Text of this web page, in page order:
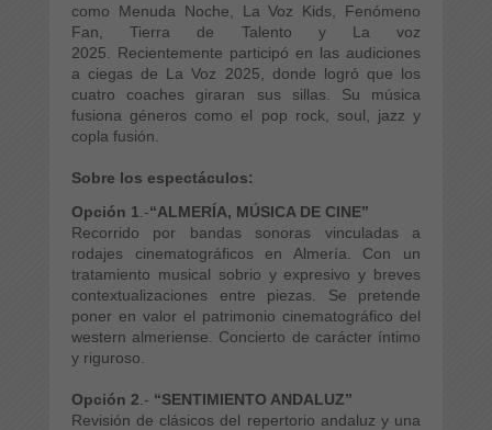
como Menuda Noche La Voz Kids , Fenómeno
Fan,Tierra de Talento y La voz
2025. Recientemente participó en las audiciones
a ciegas de La Voz 2025 , donde logró que los
cuatro coaches giraran sus sillas. Su música
fusiona géneros como el pop rock, soul, jazz y
copla fusión.
Sobre los espectáculos:
Opción 1 .-“ALMERÍA, MÚSICA DE CINE”
Recorrido por bandas sonoras vinculadas a
rodajes cinematográficos en Almería. Con un
tratamiento musical sobrio y expresivo y breves
contextualizaciones entre piezas. Se pretende
poner en valor el patrimonio cinematográfico del
western almeriense. Concierto de carácter íntimo
y riguroso.
Opción 2 .- “SENTIMIENTO ANDALUZ”
Revisión de clásicos del repertorio andaluz y una